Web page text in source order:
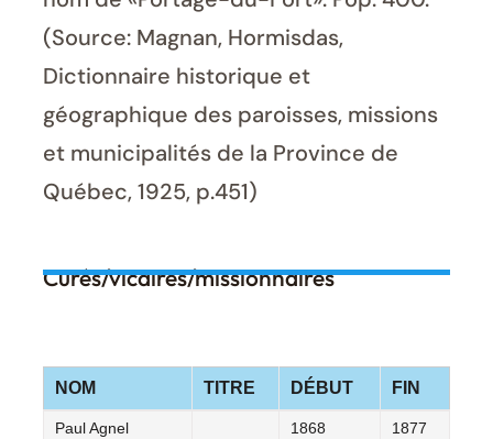
(Source: Magnan, Hormisdas,
Dictionnaire historique et
géographique des paroisses, missions
et municipalités de la Province de
Québec, 1925, p.451)
Curés/vicaires/missionnaires
NOM TITRE DÉBUT FIN
Paul Agnel 1868
1877